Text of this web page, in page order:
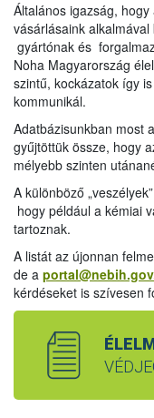
Általános igazság,
vásárlásaink
gyártónak és
Noha Magyarország
szintű, kockázatok így
kommunikál.
Adatbázisunkban most
gyűjtöttük össze, hogy
mélyebb szinten
A különböző
hogy például a kémiai
tartoznak.
A listát az újonnan
de a
kérdéseket is szívesen